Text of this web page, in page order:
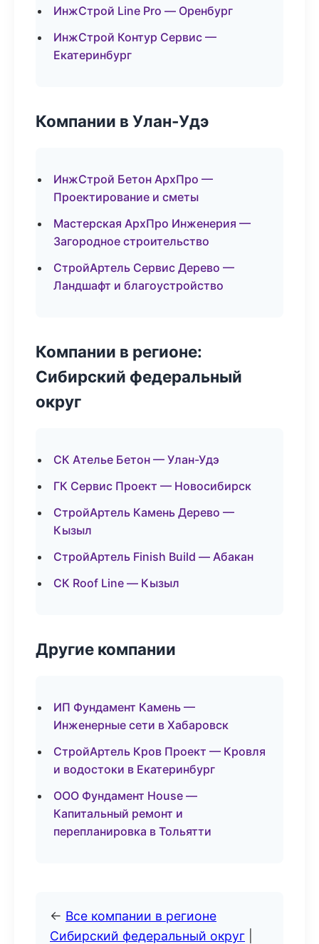
ИнжСтрой Line Pro — Оренбург
ИнжСтрой Контур Сервис —
Екатеринбург
Компании в Улан-Удэ
ИнжСтрой Бетон АрхПро —
Проектирование и сметы
Мастерская АрхПро Инженерия —
Загородное строительство
СтройАртель Сервис Дерево —
Ландшафт и благоустройство
Компании в регионе:
Сибирский федеральный
округ
СК Ателье Бетон — Улан-Удэ
ГК Сервис Проект — Новосибирск
СтройАртель Камень Дерево —
Кызыл
СтройАртель Finish Build — Абакан
СК Roof Line — Кызыл
Другие компании
ИП Фундамент Камень —
Инженерные сети в Хабаровск
СтройАртель Кров Проект — Кровля
и водостоки в Екатеринбург
ООО Фундамент House —
Капитальный ремонт и
перепланировка в Тольятти
← Все компании в регионе
Сибирский федеральный округ